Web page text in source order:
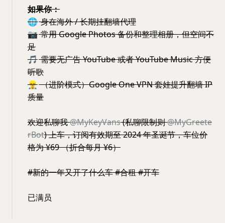
如果你：
🌐身在海外 / 长期挂翻墙代理
📷常用 Google Photos 备份和整理相册，但空间不
足
🎵需要无广告 YouTube 或者 YouTube Music 方便
听歌
👷‍♂️（进阶模式）Google One VPN 套娃提升翻墙 IP
质量
欢迎私聊我@MyKeyVans(私聊限制则@MyGreete
rBot) 上车，订阅有效期至 2024 年圣诞节，车位价
格为 ¥69 （折合每月 ¥6）
#新的一年又开了什么车 #合租 #开车
已满员